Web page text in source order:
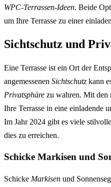
WPC-Terrassen-Ideen. Beide
um Ihre Terrasse zu einer
Sichtschutz und
Eine Terrasse ist ein Ort der
angemessenen Sichtschutz kann
Privatsphäre zu wahren. Mit den
Ihre Terrasse in eine einladende
Im Jahr 2024 gibt es viele
dies zu erreichen.
Schicke Markisen und
Schicke Markisen und